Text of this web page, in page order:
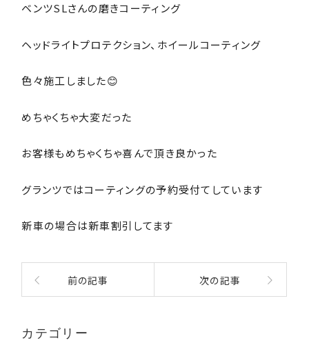
ベンツSLさんの磨きコーティング
ヘッドライトプロテクション、ホイールコーティング
色々施工しました😊
めちゃくちゃ大変だった
お客様もめちゃくちゃ喜んで頂き良かった
グランツではコーティングの予約受付てしています
新車の場合は新車割引してます
前の記事 次の記事
カテゴリー